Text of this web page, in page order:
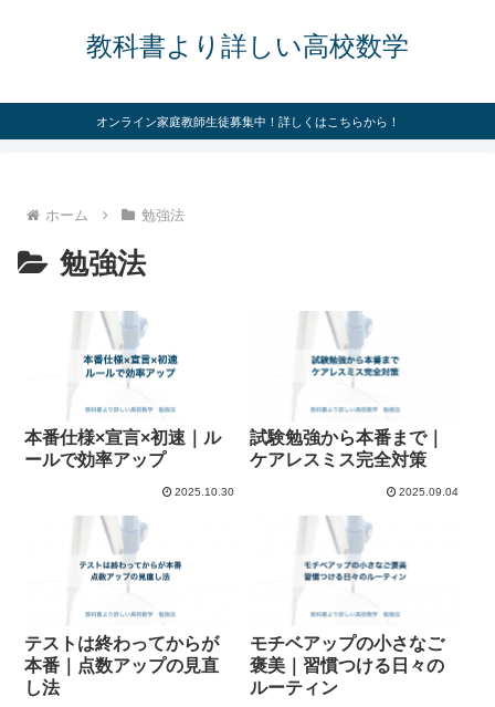
教科書より詳しい高校数学
オンライン家庭教師生徒募集中！詳しくはこちらから！
ホーム 勉強法
勉強法
本番仕様×宣言×初速｜ル
ールで効率アップ
2025.10.30
試験勉強から本番まで｜
ケアレスミス完全対策
2025.09.04
テストは終わってからが
本番｜点数アップの見直
し法
モチベアップの小さなご
褒美｜習慣つける日々の
ルーティン